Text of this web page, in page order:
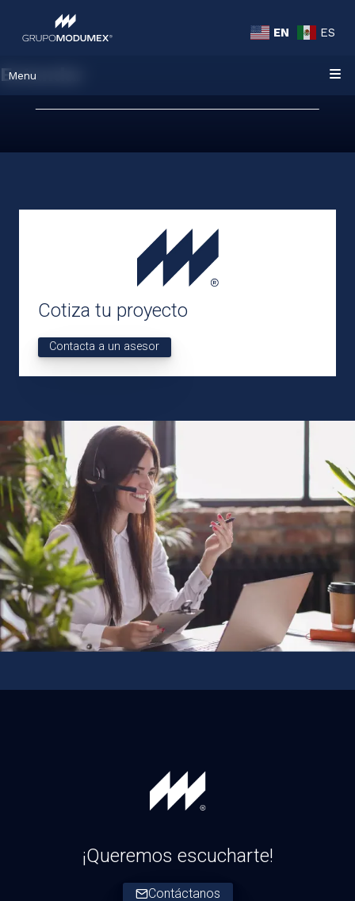
Menu
EN ES
Estandar
Cotiza tu proyecto
Contacta a un asesor
¡Queremos escucharte!
Contáctanos